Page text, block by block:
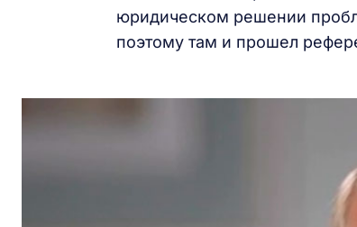
юридическом решении
поэтому там и прошел